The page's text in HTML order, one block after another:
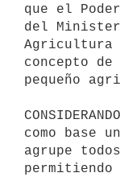
que el
del
Agricultura
concepto de
pequeño
como base
agrupe